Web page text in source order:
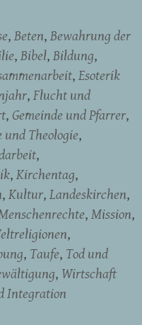
Beten Bewahrung der
Bibel Bildung
Esoterik
Flucht und
Gemeinde und Pfarrer
und Theologie
Kirchentag
Kultur Landeskirchen
Mission
Taufe Tod und
Wirtschaft
Integration